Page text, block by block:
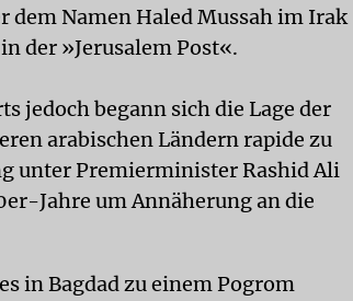
dem Namen Haled Mussah im Irak
der »Jerusalem Post«.
jedoch begann sich die Lage der
arabischen Ländern rapide zu
unter Premierminister Rashid Ali
Jahre um Annäherung an die
in Bagdad zu einem Pogrom